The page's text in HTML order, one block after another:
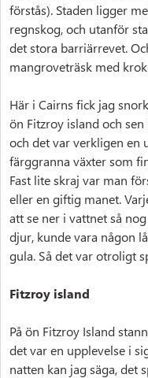
förstås). Staden ligger
regnskog, och utanför
det stora barriärrevet.
mangroveträsk med
Här i Cairns fick jag
ön Fitzroy island och
och det var verkligen en
färggranna växter som
Fast lite skraj var man
eller en giftig manet.
att se ner i vattnet så
djur, kunde vara någon
gula. Så det var otroligt
Fitzroy island
På ön Fitzroy Island
det var en upplevelse i
natten kan jag säga, det